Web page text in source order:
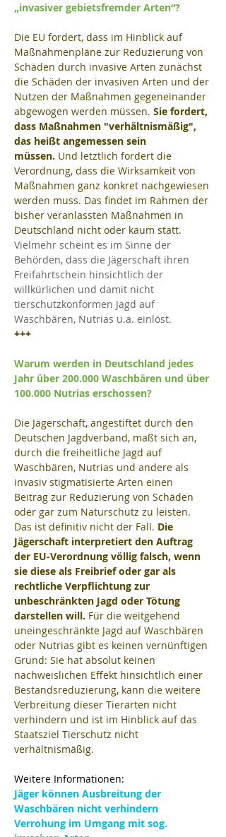
„invasiver gebietsfremder Arten“?
Die EU fordert, dass im Hinblick auf
Maßnahmenpläne zur Reduzierung von
Schäden durch invasive Arten zunächst
die Schäden der invasiven Arten und der
Nutzen der Maßnahmen gegeneinander
abgewogen werden müssen. Sie fordert,
dass Maßnahmen "verhältnismäßig",
das heißt angemessen sein
müssen. Und letztlich fordert die
Verordnung, dass die Wirksamkeit von
Maßnahmen ganz konkret nachgewiesen
werden muss. Das findet im Rahmen der
bisher veranlassten Maßnahmen in
Deutschland nicht oder kaum statt.
Vielmehr scheint es im Sinne der
Behörden, dass die Jägerschaft ihren
Freifahrtschein hinsichtlich der
willkürlichen und damit nicht
tierschutzkonformen Jagd auf
Waschbären, Nutrias u.a. einlöst.
+++
Warum werden in Deutschland jedes
Jahr über 200.000 Waschbären und über
100.000 Nutrias erschossen?
Die Jägerschaft, angestiftet durch den
Deutschen Jagdverband, maßt sich an,
durch die freiheitliche Jagd auf
Waschbären, Nutrias und andere als
invasiv stigmatisierte Arten einen
Beitrag zur Reduzierung von Schäden
oder gar zum Naturschutz zu leisten.
Das ist definitiv nicht der Fall. Die
Jägerschaft interpretiert den Auftrag
der EU-Verordnung völlig falsch, wenn
sie diese als Freibrief oder gar als
rechtliche Verpflichtung zur
unbeschränkten Jagd oder Tötung
darstellen will. Für die weitgehend
uneingeschränkte Jagd auf Waschbären
oder Nutrias gibt es keinen vernünftigen
Grund: Sie hat absolut keinen
nachweislichen Effekt hinsichtlich einer
Bestandsreduzierung, kann die weitere
Verbreitung dieser Tierarten nicht
verhindern und ist im Hinblick auf das
Staatsziel Tierschutz nicht
verhältnismäßig.
Weitere Informationen:
Jäger können Ausbreitung der
Waschbären nicht verhindern
Verrohung im Umgang mit sog.